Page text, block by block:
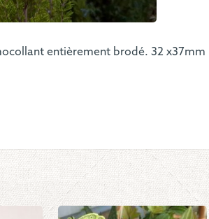
entièrement brodé. 32 x37mm